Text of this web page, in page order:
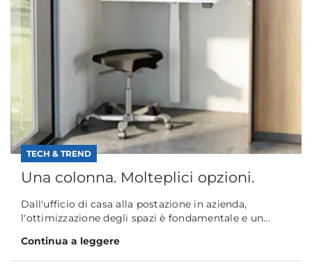
TECH & TREND
Una colonna. Molteplici opzioni.
Dall'ufficio di casa alla postazione in azienda,
l'ottimizzazione degli spazi è fondamentale e un...
Continua a leggere